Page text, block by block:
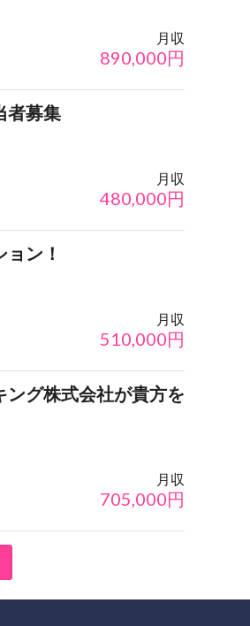
月収
890,000円
者募集
月収
480,000円
ン！
月収
510,000円
グ株式会社が貴方を
月収
705,000円